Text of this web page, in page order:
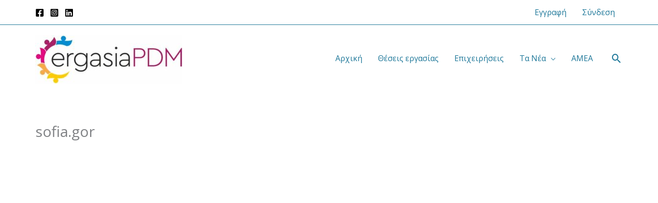
Εγγραφή Σύνδεση
Αρχική Θέσεις εργασίας Επιχειρήσεις Τα Νέα ΑΜΕΑ
sofia.gor